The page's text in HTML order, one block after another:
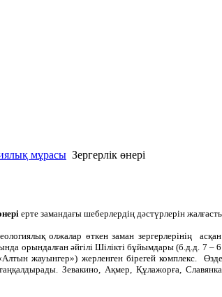
мұрасы Зергерлiк өнері
ерте замандағы шеберлердің дәстүрлерін
олжалар өткен заман зергерлерінің
орындалған әйгілі Шілікті бұйымдары (б.д.д. 7 –
жауынгер») жерленген бірегей комплекс.
Зевакино, Ақмер, Құлажорға,